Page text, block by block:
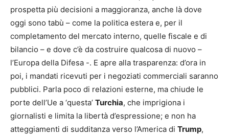
prospetta più decisioni a maggioranza, anche là dove
oggi sono tabù – come la politica estera e, per il
completamento del mercato interno, quelle fiscale e di
bilancio – e dove c’è da costruire qualcosa di nuovo –
l’Europa della Difesa -. E apre alla trasparenza: d’ora in
poi, i mandati ricevuti per i negoziati commerciali saranno
pubblici. Parla poco di relazioni esterne, ma chiude le
porte dell’Ue a ‘questa’ Turchia, che imprigiona i
giornalisti e limita la libertà d’espressione; e non ha
atteggiamenti di sudditanza verso l’America di Trump,